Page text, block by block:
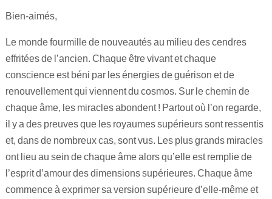
Bien-aimés,
Le monde fourmille de nouveautés au milieu des cendres
effritées de l’ancien. Chaque être vivant et chaque
conscience est béni par les énergies de guérison et de
renouvellement qui viennent du cosmos. Sur le chemin de
chaque âme, les miracles abondent ! Partout où l’on regarde,
il y a des preuves que les royaumes supérieurs sont ressentis
et, dans de nombreux cas, sont vus. Les plus grands miracles
ont lieu au sein de chaque âme alors qu’elle est remplie de
l’esprit d’amour des dimensions supérieures. Chaque âme
commence à exprimer sa version supérieure d’elle-même et